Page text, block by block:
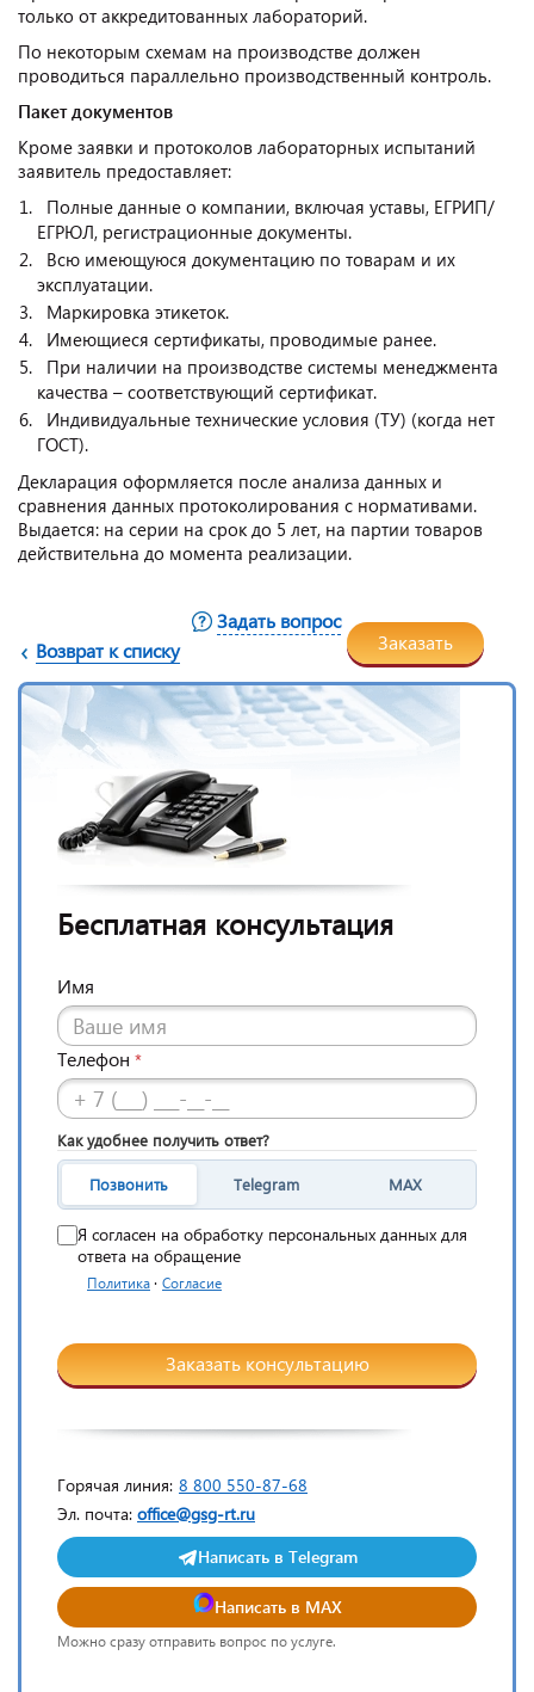
только от аккредитованных лабораторий.
По некоторым схемам на производстве должен
проводиться параллельно производственный контроль.
Пакет документов
Кроме заявки и протоколов лабораторных испытаний
заявитель предоставляет:
Полные данные о компании, включая уставы, ЕГРИП/
ЕГРЮЛ, регистрационные документы.
Всю имеющуюся документацию по товарам и их
эксплуатации.
Маркировка этикеток.
Имеющиеся сертификаты, проводимые ранее.
При наличии на производстве системы менеджмента
качества – соответствующий сертификат.
Индивидуальные технические условия (ТУ) (когда нет
ГОСТ).
Декларация оформляется после анализа данных и
сравнения данных протоколирования с нормативами.
Выдается: на серии на срок до 5 лет, на партии товаров
действительна до момента реализации.
Возврат к списку
Задать вопрос
Заказать
Бесплатная консультация
Имя
Телефон *
Как удобнее получить ответ?
Позвонить Telegram MAX
Я согласен на обработку персональных данных для
ответа на обращение
Политика · Согласие
Заказать консультацию
Горячая линия: 8 800 550-87-68
Эл. почта: office@gsg-rt.ru
Написать в Telegram
Написать в MAX
Можно сразу отправить вопрос по услуге.